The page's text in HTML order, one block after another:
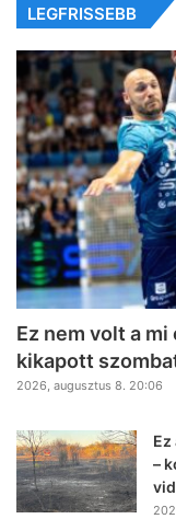
LEGFRISSEBB
Ez nem volt a mi
kikapott
2026, augusztus 8. 20:06
–